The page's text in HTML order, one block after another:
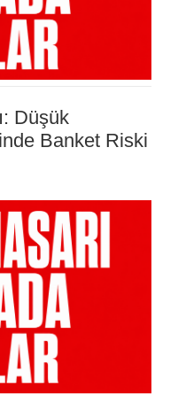
Düşük
Banket Riski